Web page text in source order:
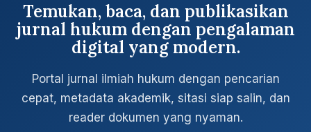
Temukan, baca, dan publikasikan
jurnal hukum dengan pengalaman
digital yang modern.
Portal jurnal ilmiah hukum dengan pencarian
cepat, metadata akademik, sitasi siap salin, dan
reader dokumen yang nyaman.